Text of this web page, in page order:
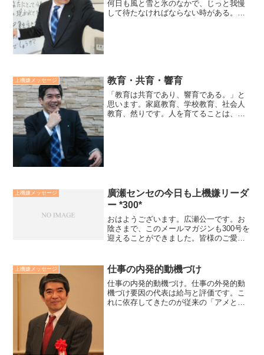
何日も風と雪と氷のなかで、じっと我慢
して待たなければならない時がある。そ
上機嫌メッセージ 教育・共育・響育
「教育は共育であり、響育である。」と
思います。家庭教育、学校教育、社会人
教育、然りです。人を育てることは、自
上機嫌メッセージ
廣瀬センセの今日も上機嫌リーダ
ー *300*
おはようございます。広瀬公一です。お
陰さまで、このメールマガジンも300号を
迎えることができました。皆様のご愛顧
の意欲や努力さらには存在へとズームア
ウトしながらほめる」...
上機嫌メッセージ 仕事の内発的動機づけ
仕事の内発的動機づけ。仕事の外発的動
機づけ要因の代表は給与と評価です。こ
れに依存してきたのが従来の「アメとム